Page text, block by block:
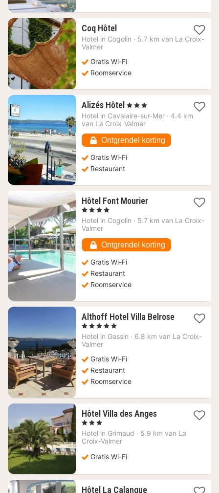
Coq Hôtel1
nacht
vanaf
€
Hotel in Cogolin · 5.7 km van La Croix-
Valmer
Gratis Wi-Fi
Roomservice
Alizés Hôtel 1
nacht
vanaf
€
, 3 Sterren
Hotel in Cavalaire-sur-Mer · 4.4 km
van La Croix-Valmer
Ontgrendel korting
Gratis Wi-Fi
Restaurant
Hôtel Font Mourier1
vanaf
, 4 Sterren
Hotel in Cogolin · 5.7 km van La Croix-
Valmer
Ontgrendel korting
Gratis Wi-Fi
Restaurant
Roomservice
Althoff Hotel Villa Belrose
1
nacht
vanaf
€
, 5 Sterren
Hotel in Gassin · 6.8 km van La Croix-
Valmer
Gratis Wi-Fi
Restaurant
Roomservice
Hôtel Villa des Anges1
vanaf
, 3 Sterren
Hotel in Grimaud · 5.9 km van La
Croix-Valmer
Gratis Wi-Fi
Hôtel La Calanque1